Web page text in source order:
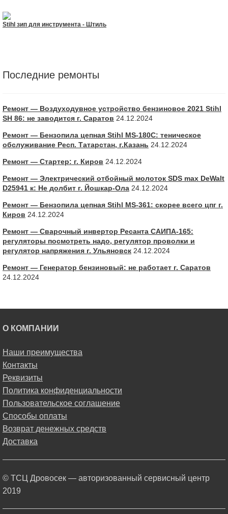
Stihl зип для инструмента - Штиль
Последние ремонты
Ремонт — Воздуходувное устройство бензиновое 2021 Stihl
SH 86: не заводится г. Саратов 24.12.2024
Ремонт — Бензопила цепная Stihl MS-180С: теническое
обслуживание Респ. Татарстан, г.Казань 24.12.2024
Ремонт — Стартер: г. Киров 24.12.2024
Ремонт — Электрический отбойный молоток SDS max DeWalt
D25941 к: Не долбит г. Йошкар-Ола 24.12.2024
Ремонт — Бензопила цепная Stihl MS-361: скорее всего цпг г.
Киров 24.12.2024
Ремонт — Сварочный инвертор Ресанта САИПА-165:
регуляторы посмотреть надо, регулятор проволки и
регулятор напряжения г. Ульяновск 24.12.2024
Ремонт — Генератор бензиновый: не работает г. Саратов
24.12.2024
О КОМПАНИИ
Наши преимущества
Контакты
Реквизиты
Политика конфиденциальности
Пользовательское соглашение
Способы оплаты
Возврат денежных средств
Доставка
© ТСЦ Дровосек — авторизованный сервисный центр
2019